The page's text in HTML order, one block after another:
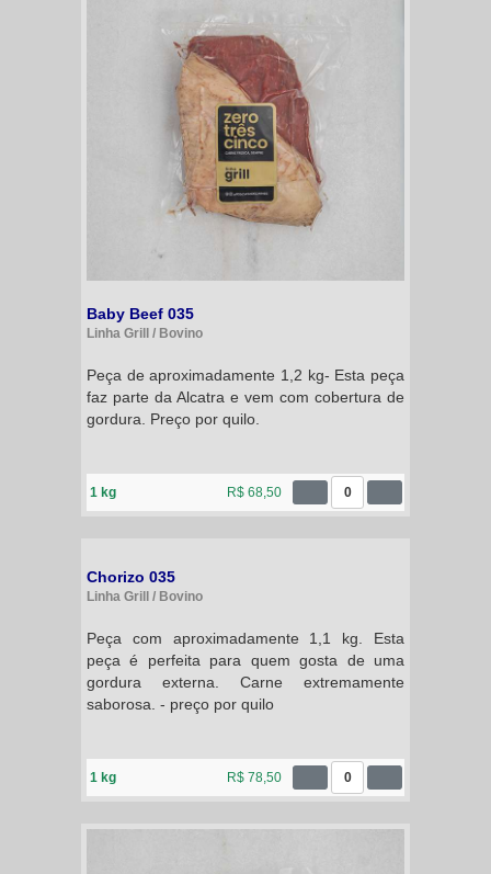
Baby Beef 035
Linha Grill / Bovino
Peça de aproximadamente 1,2 kg- Esta peça
faz parte da Alcatra e vem com cobertura de
gordura. Preço por quilo.
1 kg R$ 68,50 0
Chorizo 035
Linha Grill / Bovino
Peça com aproximadamente 1,1 kg. Esta
peça é perfeita para quem gosta de uma
gordura externa. Carne extremamente
saborosa. - preço por quilo
1 kg R$ 78,50 0